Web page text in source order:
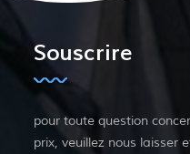
Souscrire
pour toute question
prix, veuillez nous laisser